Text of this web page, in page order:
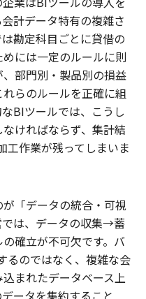
計データ特有の複雑さ
勘定科目ごとに貸借の
には一定のルールに則
部門別・製品別の損益
らのルールを正確に組
BIツールでは、こうし
ければならず、集計結
工作業が残ってしまいま
「データの統合・可視
は、データの収集→蓄
確立が不可欠です。バ
るのではなく、複雑な会
まれたデータベース上
ータを集約すること